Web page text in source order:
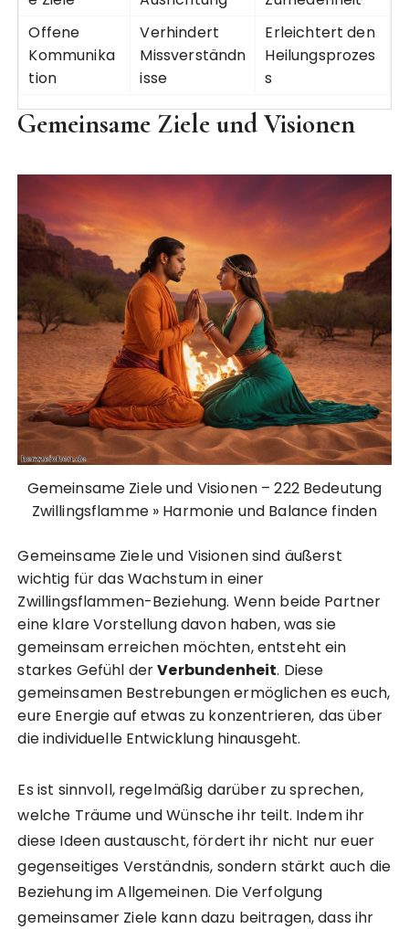
Offene
Kommunika
tion
Verhindert
Missverständn
isse
Erleichtert den
Heilungsprozes
s
Gemeinsame Ziele und Visionen
Gemeinsame Ziele und Visionen – 222 Bedeutung
Zwillingsflamme » Harmonie und Balance finden
Gemeinsame Ziele und Visionen sind äußerst
wichtig für das Wachstum in einer
Zwillingsflammen-Beziehung. Wenn beide Partner
eine klare Vorstellung davon haben, was sie
gemeinsam erreichen möchten, entsteht ein
starkes Gefühl derVerbundenheit. Diese
gemeinsamen Bestrebungen ermöglichen es euch,
eure Energie auf etwas zu konzentrieren, das über
die individuelle Entwicklung hinausgeht.
Es ist sinnvoll, regelmäßig darüber zu sprechen,
welche Träume und Wünsche ihr teilt. Indem ihr
diese Ideen austauscht, fördert ihr nicht nur euer
gegenseitiges Verständnis, sondern stärkt auch die
Beziehung im Allgemeinen. Die Verfolgung
gemeinsamer Ziele kann dazu beitragen, dass ihr